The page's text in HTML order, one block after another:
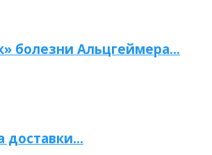
болезни Альцгеймера…
доставки…